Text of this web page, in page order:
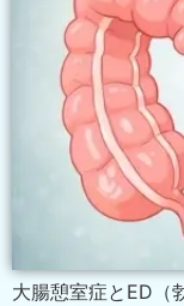
大腸憩室症とED（